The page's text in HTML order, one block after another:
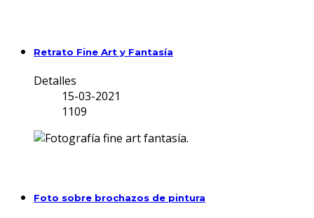
Retrato Fine Art y Fantasía
Detalles
15-03-2021
1109
Foto sobre brochazos de pintura